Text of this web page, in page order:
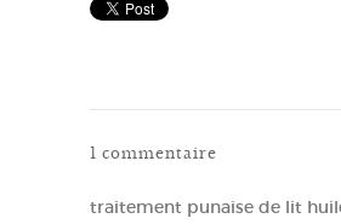
1 commentaire
traitement punaise de lit